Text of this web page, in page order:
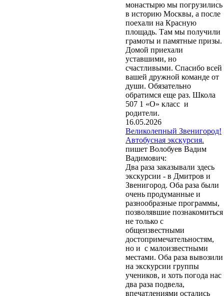
монастырю мы погрузились
в историю Москвы, а после
поехали на Красную
площадь. Там мы получили
грамоты и памятные призы.
Домой приехали
уставшими, но
счастливыми. Спасибо всей
вашей дружной команде от
души. Обязательно
обратимся еще раз. Школа
507 1 «О» класс и
родители.
16.05.2026
Великолепный Звенигород!
Автобусная экскурсия.
пишет Волобуев Вадим
Вадимович:
Два раза заказывали здесь
экскурсии - в Дмитров и
Звенигород. Оба раза были
очень продуманные и
разнообразные программы,
позволявшие познакомиться
не только с
общеизвестными
достопримечательностям,
но и с малоизвестными
местами. Оба раза вывозили
на экскурсии группы
учеников, и хоть погода нас
два раза подвела,
впечатлениями остались